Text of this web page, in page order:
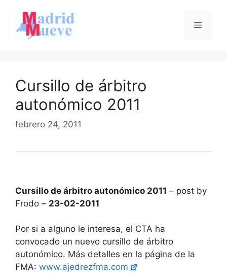
contenido
Menú
Cursillo de árbitro
autonómico 2011
febrero 24, 2011
Cursillo de árbitro autonómico 2011 – post by
Frodo – 23-02-2011
Por si a alguno le interesa, el CTA ha
convocado un nuevo cursillo de árbitro
autonómico. Más detalles en la página de la
FMA: www.ajedrezfma.com